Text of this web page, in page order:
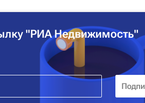
"РИА Недвижимость"